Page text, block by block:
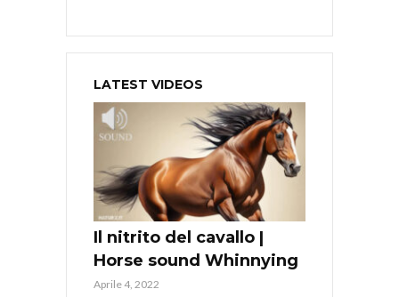
LATEST VIDEOS
Il nitrito del cavallo |
Horse sound Whinnying
Aprile 4, 2022